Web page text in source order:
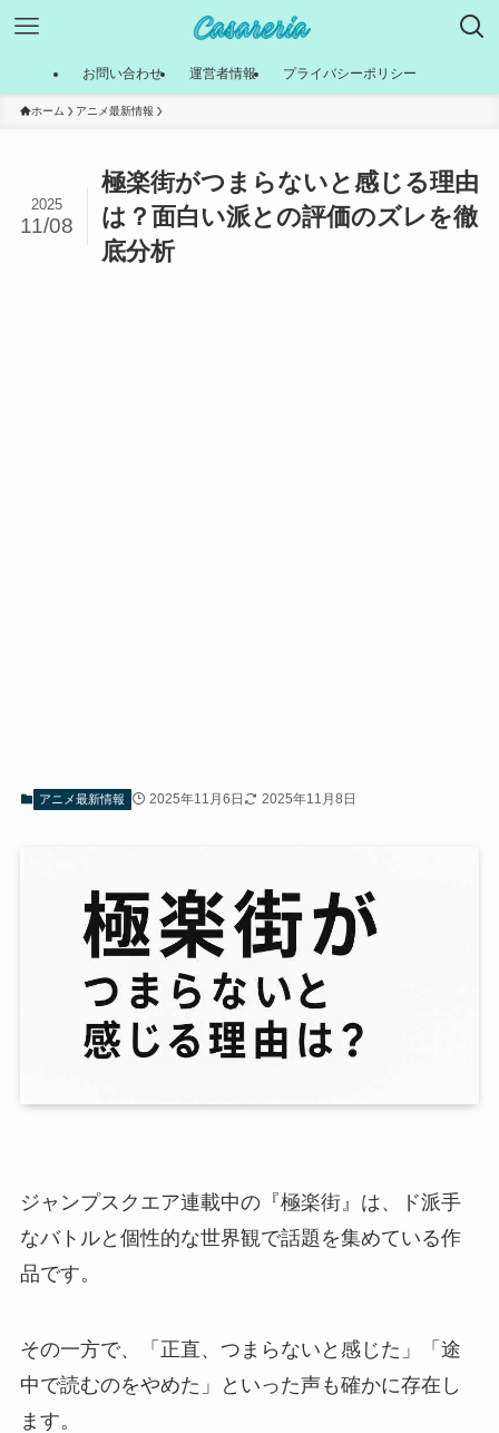
お問い合わせ 運営者情報 プライバシーポリシー
ホーム アニメ最新情報
極楽街がつまらないと感じる理由
は？面白い派との評価のズレを徹
底分析
2025
11/08
アニメ最新情報 2025年11月6日 2025年11月8日
ジャンプスクエア連載中の『極楽街』は、ド派手
なバトルと個性的な世界観で話題を集めている作
品です。
その一方で、「正直、つまらないと感じた」「途
中で読むのをやめた」といった声も確かに存在し
ます。